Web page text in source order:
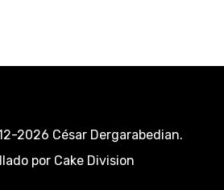
2026 César Dergarabedian.
porCake Division